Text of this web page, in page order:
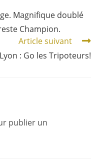
Magnifique doublé
Champion.
Article suivant
: Go les Tripoteurs!
publier un